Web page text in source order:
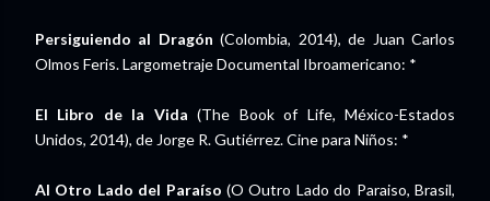
Persiguiendo al Dragón(Colombia, 2014), de Juan Carlos
Olmos Feris. Largometraje Documental Ibroamericano: *
El Libro de la Vida (The Book of Life, México-Estados
Unidos, 2014), de Jorge R. Gutiérrez. Cine para Niños: *
Al Otro Lado del Paraíso (O Outro Lado do Paraiso, Brasil,